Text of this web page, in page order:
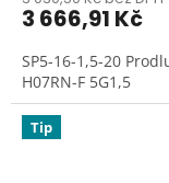
3 666,91 Kč
SP5-16-1,5-20
H07RN-F 5G1,5
Tip